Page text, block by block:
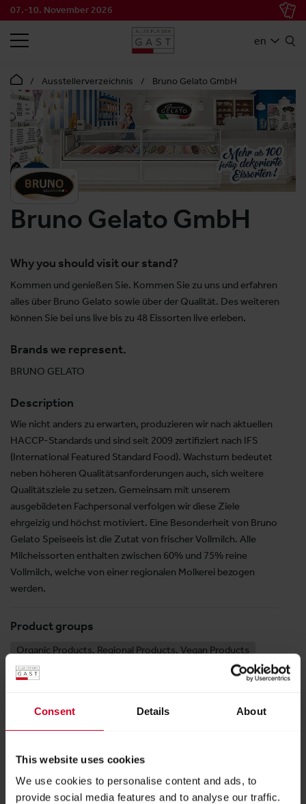
Consent Details About
This website uses cookies
We use cookies to personalise content and ads, to
provide social media features and to analyse our traffic.
07.-10. November 2026
en
SEARCH
Ausstellerverzeichnis Bruno Gelato GmbH
Bruno Gelato GmbH
Why you should visit our stand?
Kommen und genießen Sie. Kommen Sie zu uns und erfahren
alles über Bruno Gelato sowie über der Qualität. Des weiteren
können Sie bei uns live bis zu 48 Eissorten live erleben.
Brands we represent.
BRUNO GELATO
Description
Wie nicht anders zu erwarten, produzieren wir nach aktuellen
HACCP-Standards und sind seit 2009 zertifiziert nach IFS
(International Featured Standard Food). Wachstum bedeutet
neben höheren Qualitätsanforderungen auch, sich weitere
Qualitätsziele zu setzen. Gemeinsam mit unserem
ausgebildeten Fachpersonal verfolgen wir diese Ziele
ehrgeizig und höchst motiviert. Eine Besonderheit von Bruno
Gelato Speiseeis ist die Zutat von frischer Vollmilch. Alle
Milcheissorten enthalten zwischen 60% und 75% reine
Vollmilch, welche von einer regionalen Molkerei bezogen
werden.
Product groups
Organic Products, Regional Products, Vegan Products
Ice Cream
Halle 10